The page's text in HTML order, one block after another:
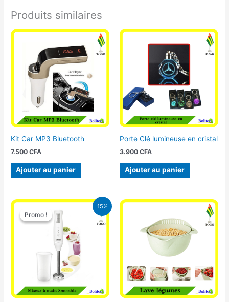
Produits similaires
Kit Car MP3 Bluetooth
7.500CFA
Ajouter au panier
Porte Clé lumineuse en cristal
3.900 CFA
Ajouter au panier
15%
Promo !
Promo !
Le
prix
initial
était :
12.900 CFA.
Le